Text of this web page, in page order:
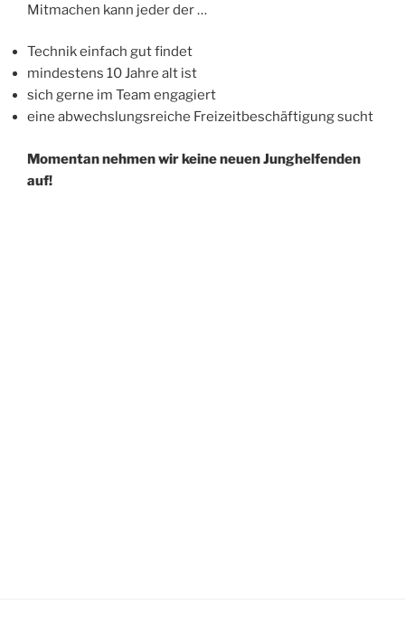
Mitmachen kann jeder der …
Technik einfach gut findet
mindestens 10 Jahre alt ist
sich gerne im Team engagiert
eine abwechslungsreiche Freizeitbeschäftigung sucht
Momentan nehmen wir keine neuen Junghelfenden
auf!